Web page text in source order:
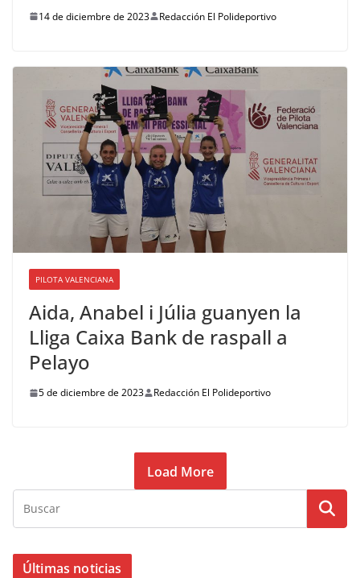
14 de diciembre de 2023 Redacción El Polideportivo
PILOTA VALENCIANA
Aida, Anabel i Júlia guanyen la
Lliga Caixa Bank de raspall a
Pelayo
5 de diciembre de 2023 Redacción El Polideportivo
Load More
Últimas noticias